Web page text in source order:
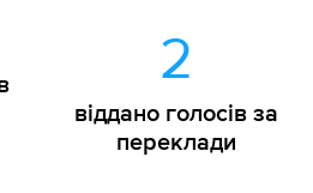
2
віддано голосів за
переклади